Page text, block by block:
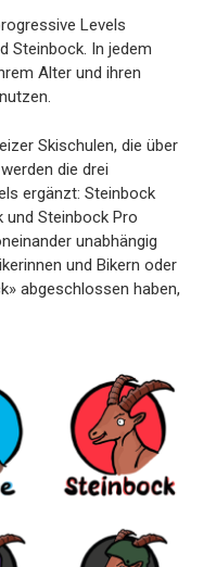
Levels
Steinbock. In jedem
Alter und ihren
Skischulen, die über
die drei
ergänzt: Steinbock
und Steinbock Pro
unabhängig
und Bikern oder
abgeschlossen haben,